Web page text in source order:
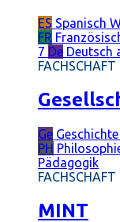
ES Spanisch
FR
7 De Deutsch
FACHSCHAFT
Ge Geschichte
PH
Pädagogik
FACHSCHAFT
MINT